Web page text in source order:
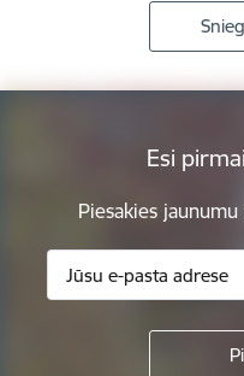
Esi
Piesakies jaunumu